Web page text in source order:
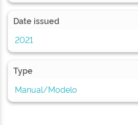
Date issued
2021
Type
Manual/Modelo